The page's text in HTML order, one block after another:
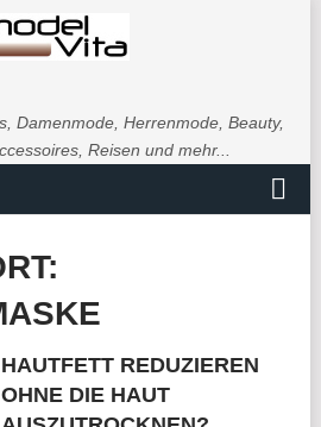
Damenmode, Herrenmode, Beauty,
Reisen und mehr...
HAUTFETT REDUZIEREN
OHNE DIE HAUT